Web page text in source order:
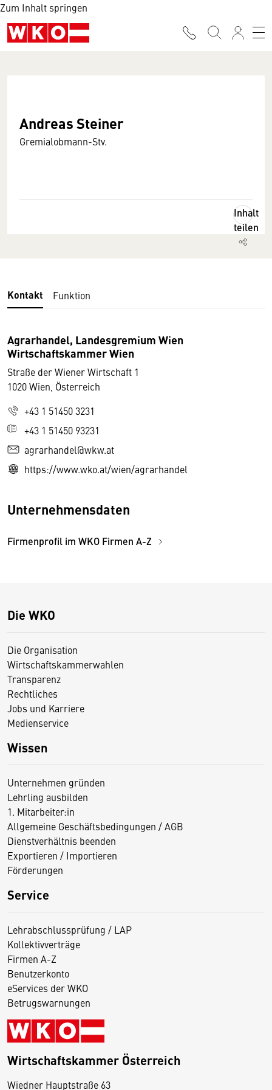
Zum Inhalt springen
Andreas Steiner
Gremialobmann-Stv.
Inhalt
teilen
Kontakt Funktion
Agrarhandel, Landesgremium Wien
Wirtschaftskammer Wien
Straße der Wiener Wirtschaft 1
1020 Wien, Österreich
+43 1 51450 3231
+43 1 51450 93231
agrarhandel@wkw.at
https://www.wko.at/wien/agrarhandel
Unternehmensdaten
Firmenprofil im WKO Firmen A-Z
Die WKO
Die Organisation
Wirtschaftskammerwahlen
Transparenz
Rechtliches
Jobs und Karriere
Medienservice
Wissen
Unternehmen gründen
Lehrling ausbilden
1. Mitarbeiter:in
Allgemeine Geschäftsbedingungen / AGB
Dienstverhältnis beenden
Exportieren / Importieren
Förderungen
Service
Lehrabschlussprüfung / LAP
Kollektivverträge
Firmen A-Z
Benutzerkonto
eServices der WKO
Betrugswarnungen
Wirtschaftskammer Österreich
Wiedner Hauptstraße 63